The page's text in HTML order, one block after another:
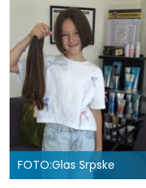
FOTO:Glas Srpske